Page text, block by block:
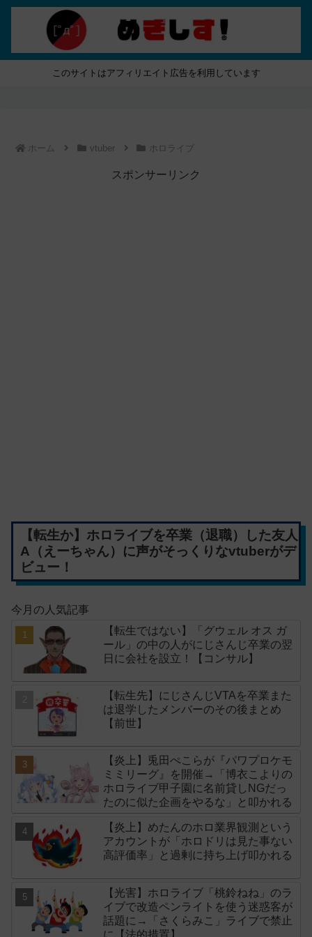
このサイトはアフィリエイト広告を利用しています
ホーム vtuber ホロライブ
スポンサーリンク
【転生か】ホロライブを卒業（退職）した友人
A（えーちゃん）に声がそっくりなvtuberがデ
ビュー！
今月の人気記事
【転生ではない】「グウェル オス ガ
ール」の中の人がにじさんじ卒業の翌
日に会社を設立！【コンサル】
【転生先】にじさんじVTAを卒業また
は退学したメンバーのその後まとめ
【前世】
【炎上】兎田ぺこらが『パワプロケモ
ミミリーグ』を開催→「博衣こよりの
ホロライブ甲子園に名前貸しNGだっ
たのに似た企画をやるな」と叩かれる
【炎上】めたんのホロ業界観測という
アカウントが「ホロドリは見た事ない
高評価率」と過剰に持ち上げ叩かれる
【光害】ホロライブ「桃鈴ねね」のラ
イブで改造ペンライトを使う迷惑客が
話題に→「さくらみこ」ライブで禁止
に【法的措置】